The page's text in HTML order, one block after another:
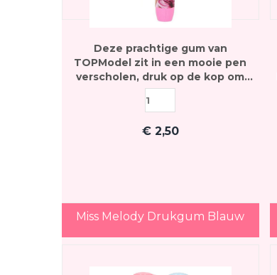
Deze prachtige gum van
TOPModel zit in een mooie pen
verscholen, druk op de kop om
hem uit te schuiven
€ 2,50
Miss Melody Drukgum Blauw